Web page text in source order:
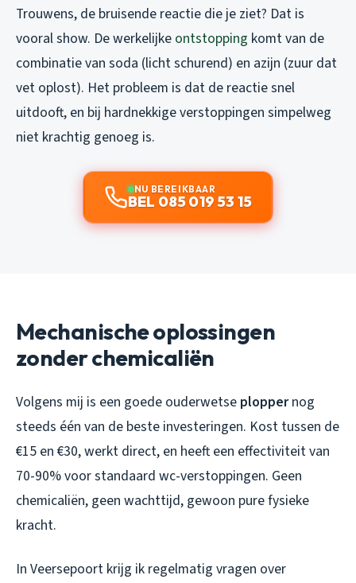
Trouwens, de bruisende reactie die je ziet? Dat is
vooral show. De werkelijke ontstopping komt van de
combinatie van soda (licht schurend) en azijn (zuur dat
vet oplost). Het probleem is dat de reactie snel
uitdooft, en bij hardnekkige verstoppingen simpelweg
niet krachtig genoeg is.
NU BEREIKBAAR
BEL 085 019 53 15
Mechanische oplossingen
zonder chemicaliën
Volgens mij is een goede ouderwetse ploppernog
steeds één van de beste investeringen. Kost tussen de
€15 en €30, werkt direct, en heeft een effectiviteit van
70-90% voor standaard wc-verstoppingen. Geen
chemicaliën, geen wachttijd, gewoon pure fysieke
kracht.
In Veersepoort krijg ik regelmatig vragen over